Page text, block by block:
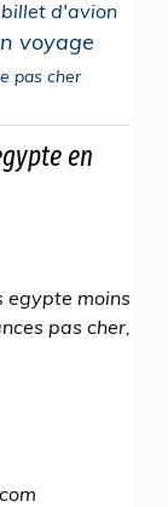
billet d'avion
voyage
pas cher
en
egypte moins
pas cher,